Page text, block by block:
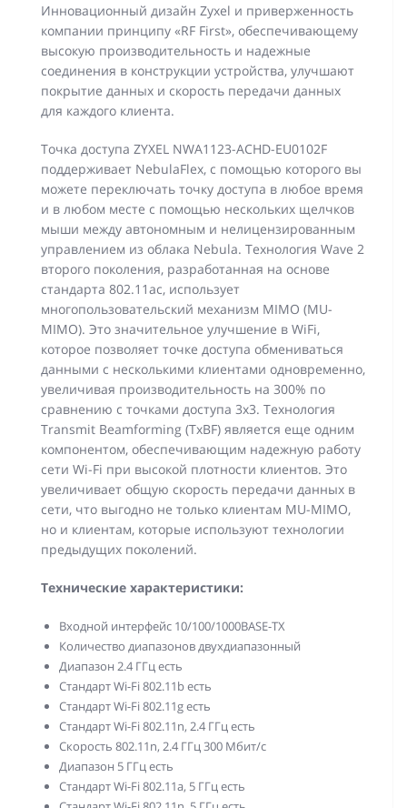
Инновационный дизайн Zyxel и приверженность
компании принципу «RF First», обеспечивающему
высокую производительность и надежные
соединения в конструкции устройства, улучшают
покрытие данных и скорость передачи данных
для каждого клиента.
Точка доступа ZYXEL NWA1123-ACHD-EU0102F
поддерживает NebulaFlex, с помощью которого вы
можете переключать точку доступа в любое время
и в любом месте с помощью нескольких щелчков
мыши между автономным и нелицензированным
управлением из облака Nebula. Технология Wave 2
второго поколения, разработанная на основе
стандарта 802.11ac, использует
многопользовательский механизм MIMO (MU-
MIMO). Это значительное улучшение в WiFi,
которое позволяет точке доступа обмениваться
данными с несколькими клиентами одновременно,
увеличивая производительность на 300% по
сравнению с точками доступа 3x3. Технология
Transmit Beamforming (TxBF) является еще одним
компонентом, обеспечивающим надежную работу
сети Wi-Fi при высокой плотности клиентов. Это
увеличивает общую скорость передачи данных в
сети, что выгодно не только клиентам MU-MIMO,
но и клиентам, которые используют технологии
предыдущих поколений.
Технические характеристики:
Входной интерфейс 10/100/1000BASE-TX
Количество диапазонов двухдиапазонный
Диапазон 2.4 ГГц есть
Стандарт Wi-Fi 802.11b есть
Стандарт Wi-Fi 802.11g есть
Стандарт Wi-Fi 802.11n, 2.4 ГГц есть
Скорость 802.11n, 2.4 ГГц 300 Мбит/с
Диапазон 5 ГГц есть
Стандарт Wi-Fi 802.11a, 5 ГГц есть